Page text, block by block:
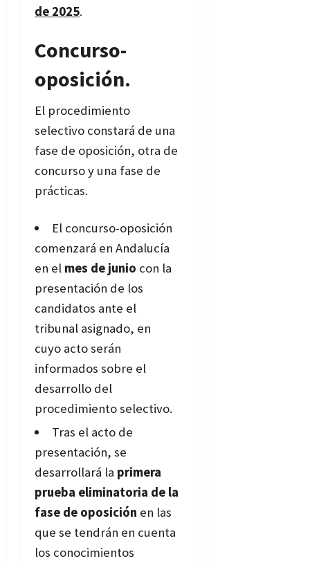
de 2025.
Concurso-
oposición.
El procedimiento
selectivo constará de una
fase de oposición, otra de
concurso y una fase de
prácticas.
El concurso-oposición
comenzará en Andalucía
en el mes de junio con la
presentación de los
candidatos ante el
tribunal asignado, en
cuyo acto serán
informados sobre el
desarrollo del
procedimiento selectivo.
Tras el acto de
presentación, se
desarrollará la primera
prueba eliminatoria de la
fase de oposición en las
que se tendrán en cuenta
los conocimientos